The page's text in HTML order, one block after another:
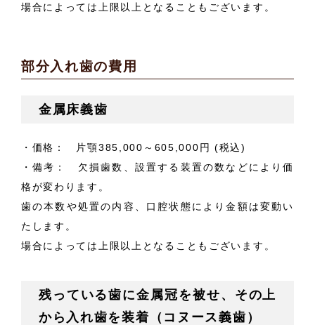
場合によっては上限以上となることもございます。
部分入れ歯の費用
金属床義歯
・価格： 片顎385,000～605,000円(税込)
・備考： 欠損歯数、設置する装置の数などにより価
格が変わります。
歯の本数や処置の内容、口腔状態により金額は変動い
たします。
場合によっては上限以上となることもございます。
残っている歯に金属冠を被せ、その上
から入れ歯を装着（コヌース義歯）